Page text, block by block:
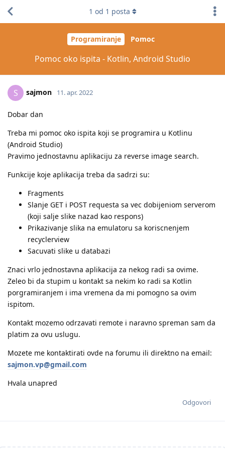
Programiranje Pomoc
Pomoc oko ispita - Kotlin, Android Studio
1 od 1 posta
S sajmon 11. apr. 2022
Dobar dan
Treba mi pomoc oko ispita koji se programira u Kotlinu
(Android Studio)
Pravimo jednostavnu aplikaciju za reverse image search.
Funkcije koje aplikacija treba da sadrzi su:
Fragments
Slanje GET i POST requesta sa vec dobijeniom serverom
(koji salje slike nazad kao respons)
Prikazivanje slika na emulatoru sa koriscnenjem
recyclerview
Sacuvati slike u databazi
Znaci vrlo jednostavna aplikacija za nekog radi sa ovime.
Zeleo bi da stupim u kontakt sa nekim ko radi sa Kotlin
porgramiranjem i ima vremena da mi pomogno sa ovim
ispitom.
Kontakt mozemo odrzavati remote i naravno spreman sam da
platim za ovu uslugu.
Mozete me kontaktirati ovde na forumu ili direktno na email:
sajmon.vp@gmail.com
Hvala unapred
Odgovori